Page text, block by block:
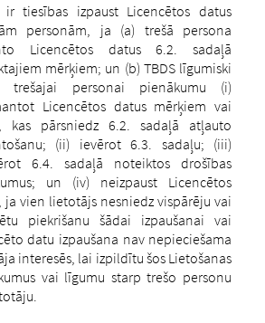
ir tiesības izpaust Licencētos datus
personām, ja (a) trešā persona
Licencētos datus 6.2. sadaļā
mērķiem; un (b) TBDS līgumiski
trešajai personai pienākumu (i)
Licencētos datus mērķiem vai
kas pārsniedz 6.2. sadaļā atļauto
(ii) ievērot 6.3. sadaļu; (iii)
6.4. sadaļā noteiktos drošības
un (iv) neizpaust Licencētos
ja vien lietotājs nesniedz vispārēju vai
piekrišanu šādai izpaušanai vai
datu izpaušana nav nepieciešama
interesēs, lai izpildītu šos Lietošanas
vai līgumu starp trešo personu